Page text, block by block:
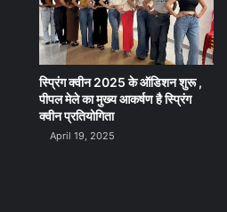
स्प्रिंग क्वीन 2025 के ऑडिशन शुरू ,
पीपल मेले का मुख्य आकर्षण है स्प्रिंग
क्वीन प्रतियोगिता
April 19, 2025